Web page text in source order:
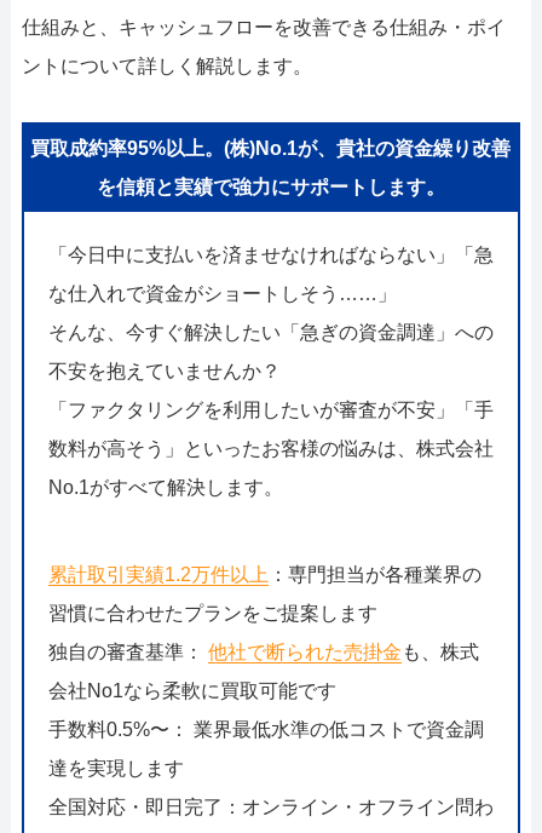
仕組みと、キャッシュフローを改善できる仕組み・ポイ
ントについて詳しく解説します。
買取成約率95%以上。(株)No.1が、貴社の資金繰り改善
を信頼と実績で強力にサポートします。
「今日中に支払いを済ませなければならない」「急
な仕入れで資金がショートしそう……」
そんな、今すぐ解決したい「急ぎの資金調達」への
不安を抱えていませんか？
「ファクタリングを利用したいが審査が不安」「手
数料が高そう」といったお客様の悩みは、株式会社
No.1がすべて解決します。
累計取引実績1.2万件以上 ：専門担当が各種業界の
習慣に合わせたプランをご提案します
独自の審査基準： 他社で断られた売掛金 も、株式
会社No1なら柔軟に買取可能です
手数料0.5%〜： 業界最低水準の低コストで資金調
達を実現します
全国対応・即日完了：オンライン・オフライン問わ